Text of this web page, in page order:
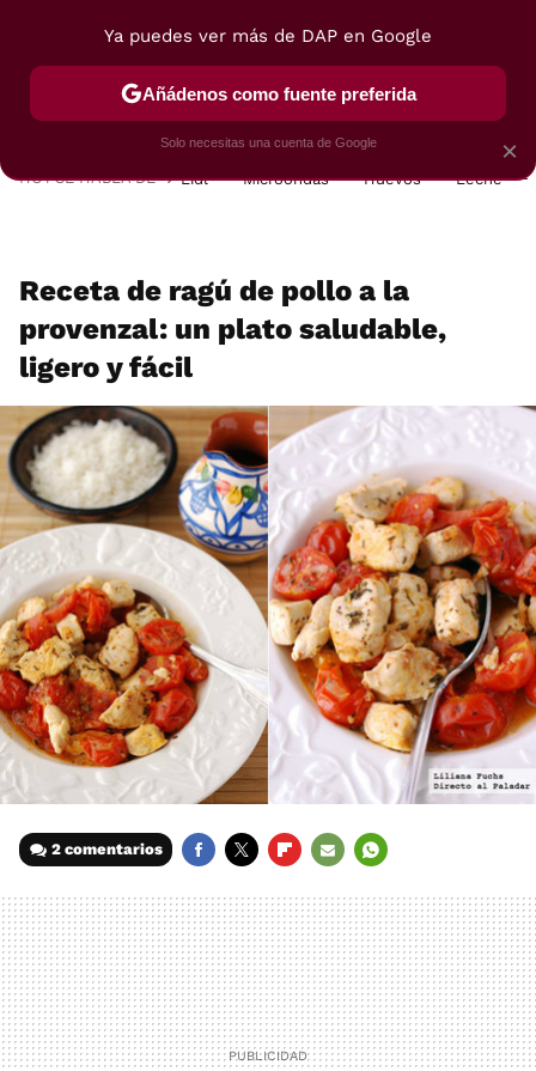
POSTRES VIAJES SELECCIÓN VEGUI
HOY SE HABLA DE Lidl Microondas Huevos Leche
Receta de ragú de pollo a la
provenzal: un plato saludable,
ligero y fácil
2 comentarios
MAIL
×
Ya puedes ver más de DAP en Google
Añádenos como fuente preferida
Solo necesitas una cuenta de Google